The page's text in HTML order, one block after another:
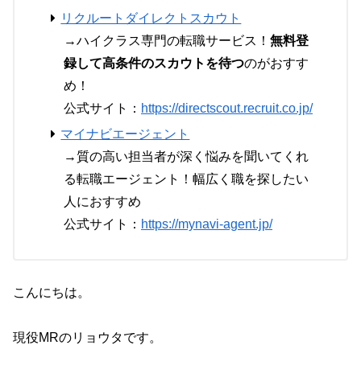
リクルートダイレクトスカウト
→ハイクラス専門の転職サービス！ 無料登
録して高条件のスカウトを待つのがおすす
め！
公式サイト： https://directscout.recruit.co.jp/
マイナビエージェント
→質の高い担当者が深く悩みを聞いてくれ
る転職エージェント！幅広く職を探したい
人におすすめ
公式サイト： https://mynavi-agent.jp/
こんにちは。
現役MRのリョウタです。